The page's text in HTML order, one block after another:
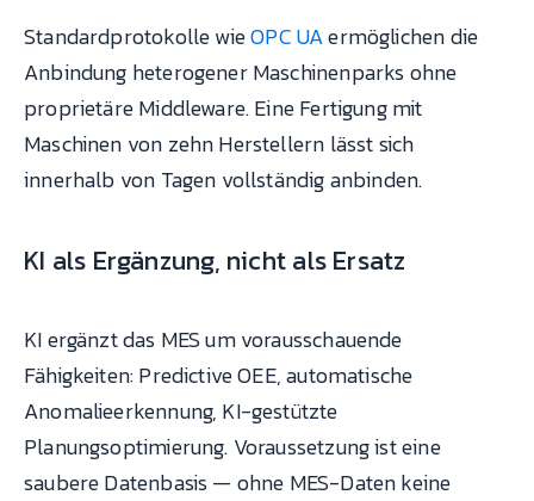
Standardprotokolle wieOPC UAermöglichen die
Anbindung heterogener Maschinenparks ohne
proprietäre Middleware. Eine Fertigung mit
Maschinen von zehn Herstellern lässt sich
innerhalb von Tagen vollständig anbinden.
KI als Ergänzung, nicht als Ersatz
KI ergänzt das MES um vorausschauende
Fähigkeiten: Predictive OEE, automatische
Anomalieerkennung, KI-gestützte
Planungsoptimierung. Voraussetzung ist eine
saubere Datenbasis — ohne MES-Daten keine